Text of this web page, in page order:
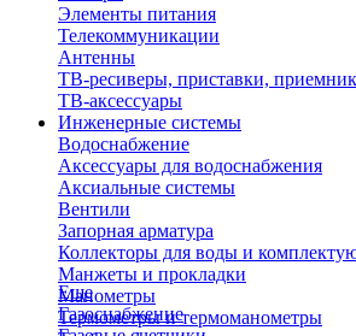
Элементы питания
Телекоммуникации
Антенны
ТВ-ресиверы, приставки,
ТВ-аксессуары
Инженерные системы
Водоснабжение
Аксессуары для водоснабжения
Аксиальные системы
Вентили
Запорная арматура
Коллекторы для воды и
Манжеты и прокладки
Манометры
Термометры и термоманометры
Еще
Газоснабжение